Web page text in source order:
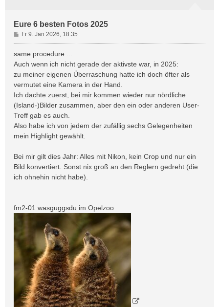
Eure 6 besten Fotos 2025
B
e
i
a
g
Fr 9. Jan 2026, 18:35
same procedure ...
Auch wenn ich nicht gerade der aktivste war, in 2025:
zu meiner eigenen Überraschung hatte ich doch öfter als
vermutet eine Kamera in der Hand.
Ich dachte zuerst, bei mir kommen wieder nur nördliche
(Island-)Bilder zusammen, aber den ein oder anderen User-
Treff gab es auch.
Also habe ich von jedem der zufällig sechs Gelegenheiten
mein Highlight gewählt.
Bei mir gilt dies Jahr: Alles mit Nikon, kein Crop und nur ein
Bild konvertiert. Sonst nix groß an den Reglern gedreht (die
ich ohnehin nicht habe).
fm2-01 wasguggsdu im Opelzoo